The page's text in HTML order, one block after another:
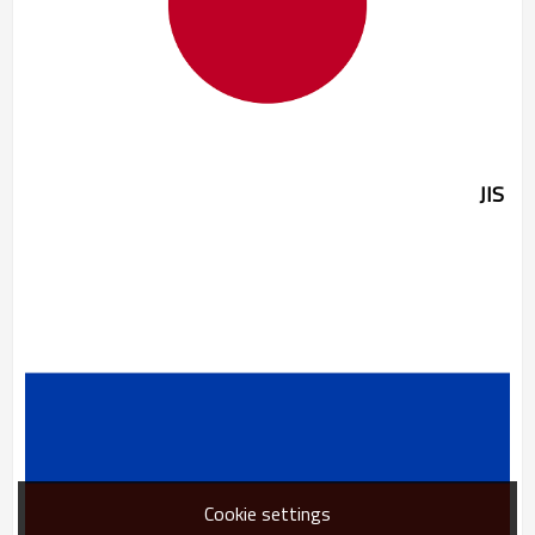
JIS
Cookie settings